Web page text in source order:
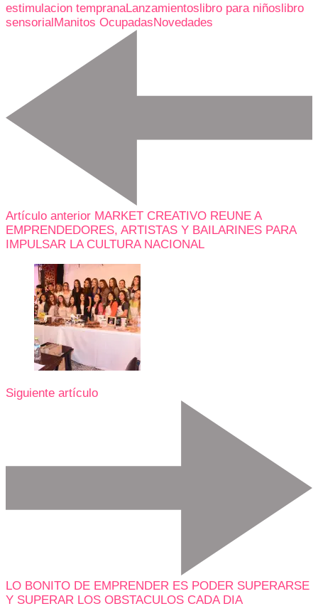
estimulacion tempranaLanzamientoslibro para niñoslibro
sensorialManitos OcupadasNovedades
Artículo anterior MARKET CREATIVO REUNE A
EMPRENDEDORES, ARTISTAS Y BAILARINES PARA
IMPULSAR LA CULTURA NACIONAL
Siguiente artículo
LO BONITO DE EMPRENDER ES PODER SUPERARSE
Y SUPERAR LOS OBSTACULOS CADA DIA